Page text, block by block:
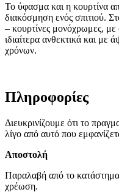
Το ύφασμα και η κουρτίνα
διακόσμηση ενός σπιτιού.
– κουρτίνες μονόχρωμες, με
ιδιαίτερα ανθεκτικά και
χρόνων.
Πληροφορίες
Διευκρινίζουμε ότι το
λίγο από αυτό που
Αποστολή
Παραλαβή από το
χρέωση.